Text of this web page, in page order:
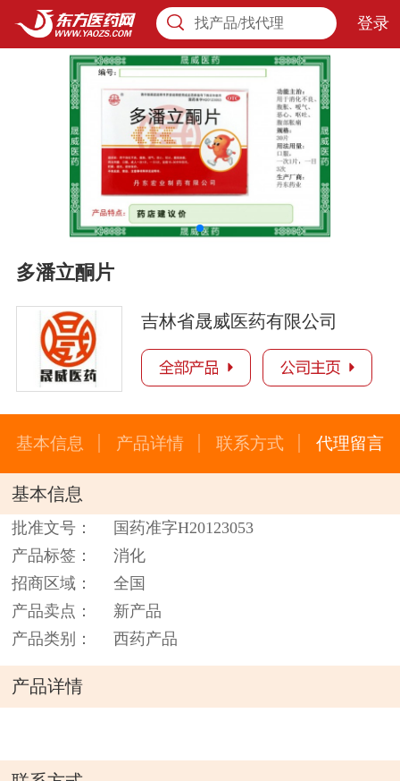
找产品/找代理 登录
多潘立酮片
吉林省晟威医药有限公司
基本信息 产品详情 联系方式 代理留言
基本信息
批准文号：
国药准字H20123053
产品标签：
消化
招商区域：
全国
产品卖点：
新产品
产品类别：
西药产品
产品详情